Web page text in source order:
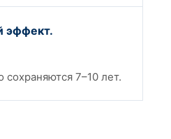
эффект.
сохраняются 7–10 лет.